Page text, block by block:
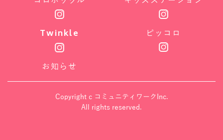
Twinkle ピッコロ
お知らせ
Copyright c コミュニティワークInc.
All rights reserved.